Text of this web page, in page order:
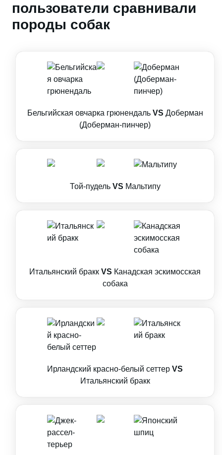
пользователи сравнивали
породы собак
Бельгийская овчарка грюнендаль VS Доберман
(Доберман-пинчер)
Той-пудель VS Мальтипу
Итальянский бракк VS Канадская эскимосская
собака
Ирландский красно-белый сеттер VS
Итальянский бракк